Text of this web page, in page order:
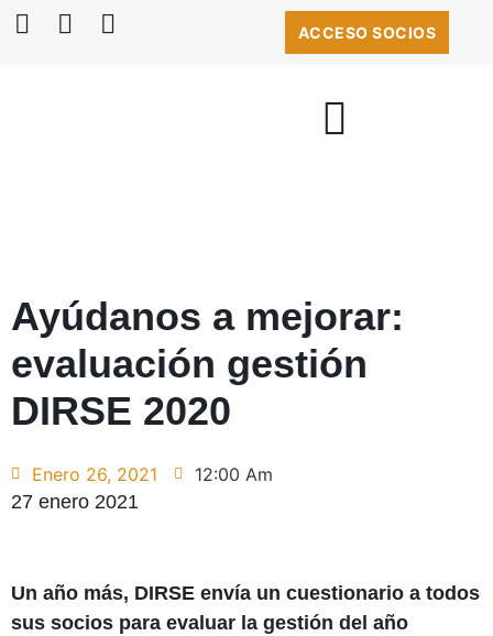
ACCESO SOCIOS
Ayúdanos a mejorar:
evaluación gestión
DIRSE 2020
Enero 26, 2021
12:00 Am
27 enero 2021
Un año más, DIRSE envía un cuestionario a todos
sus socios para evaluar la gestión del año